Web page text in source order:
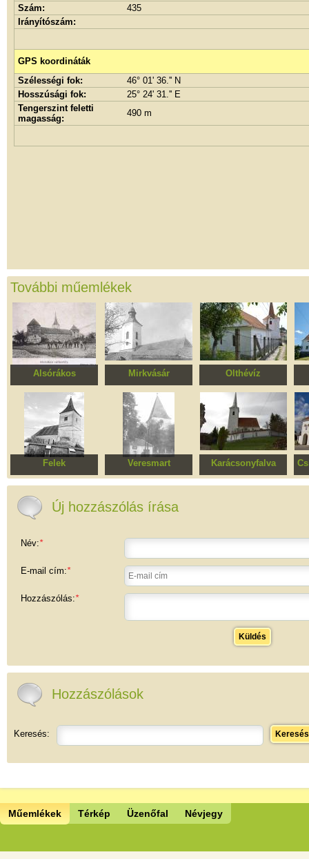
Szám:
435
Irányítószám:
GPS koordináták
Szélességi fok:
46° 01' 36.'' N
Hosszúsági fok:
25° 24' 31.'' E
Tengerszint feletti
magasság:
490 m
További műemlékek
Alsórákos
Sükösd-Bethlen
kastély
Mirkvásár
Erődített evangélikus
templomegyüttes
Olthévíz
Református
templomegyüttes
Felek
Erődített evangélikus
Veresmart
Evangélikus
Karácsonyfalva
Unitárius
Új hozzászólás írása
Név:*
E-mail cím:*
Hozzászólás:*
Küldés
Hozzászólások
Keresés: Keresés
Műemlékek Térkép Üzenőfal Névjegy